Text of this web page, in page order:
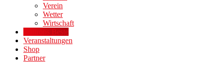
Verein
Wetter
Wirtschaft
Bottrops Beste
Veranstaltungen
Shop
Partner